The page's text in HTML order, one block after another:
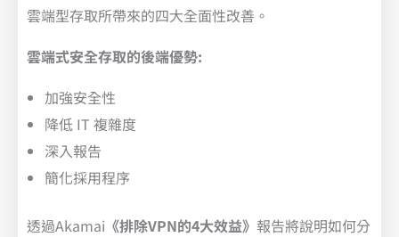
雲端型存取所帶來的四大全面性改善。
雲端式安全存取的後端優勢:
加強安全性
降低 IT 複雜度
深入報告
簡化採用程序
透過Akamai 《排除VPN的4大效益》 報告將說明如何分